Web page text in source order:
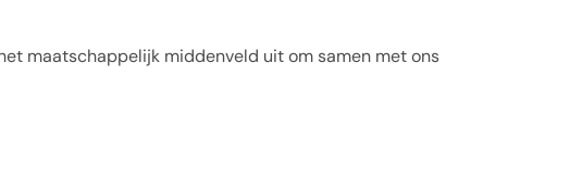
maatschappelijk middenveld uit om samen met ons